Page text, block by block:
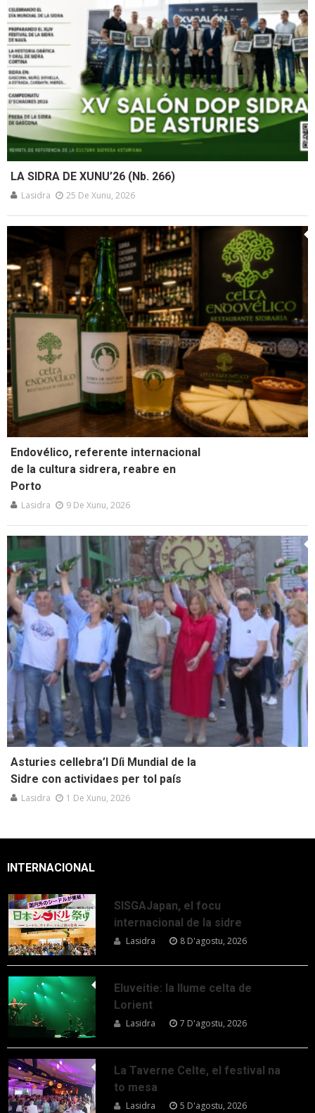
LA SIDRA DE XUNU’26 (Nb. 266)
Lasidra 25 De Xunu, 2026
Endovélico, referente internacional
de la cultura sidrera, reabre en
Porto
Lasidra 9 De Xunu, 2026
Asturies cellebra’l Díi Mundial de la
Sidre con actividaes per tol país
Lasidra 1 De Xunu, 2026
INTERNACIONAL
SISGAJapan, el focu
internacional de la sidre
Lasidra 8 D'agostu, 2026
Eluveitie: la llume celta de
Lorient
Lasidra 7 D'agostu, 2026
La Taverne Celte, el festival na
to mesa
Lasidra 5 D'agostu, 2026